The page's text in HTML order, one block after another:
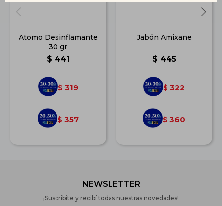
Atomo Desinflamante
30 gr
$ 441
$ 319
$ 357
Jabón Amixane
$ 445
$ 322
$ 360
NEWSLETTER
¡Suscribite y recibí todas nuestras novedades!